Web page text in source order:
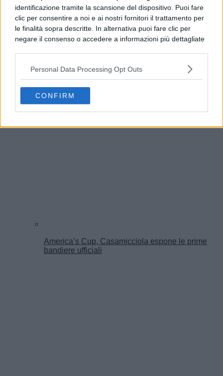
identificazione tramite la scansione del dispositivo. Puoi fare
clic per consentire a noi e ai nostri fornitori il trattamento per
le finalità sopra descritte. In alternativa puoi fare clic per
negare il consenso o accedere a informazioni più dettagliate
possono non richiedere il tuo consenso, ma hai il diritto di
opporti a tale trattamento. Le tue preferenze si
preferenze in qualsiasi momento ritornando su questo sito o
consultando la nostrainformativa sulla riservatezza.
Personal Data Processing Opt Outs
CONFIRM
Benevento, allerta meteo fino alle 21: l’avviso del
Comune
America’s Cup, Casamicciola espone le prime
bandiere ufficiali